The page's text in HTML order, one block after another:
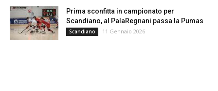
Prima sconfitta in campionato per
Scandiano, al PalaRegnani passa la Pumas
Scandiano 11 Gennaio 2026